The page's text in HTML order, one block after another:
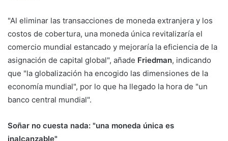
"Al eliminar las transacciones de moneda extranjera y los
costos de cobertura, una moneda única revitalizaría el
comercio mundial estancado y mejoraría la eficiencia de la
asignación de capital global", añade Friedman, indicando
que "la globalización ha encogido las dimensiones de la
economía mundial", por lo que ha llegado la hora de "un
banco central mundial".
Soñar no cuesta nada: "una moneda única es
inalcanzable"